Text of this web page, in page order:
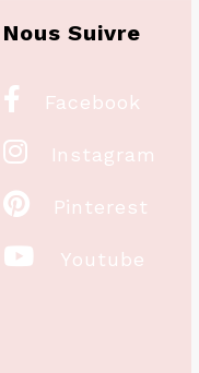
Nous Suivre
 Facebook
 Instagram
 Pinterest
 Youtube